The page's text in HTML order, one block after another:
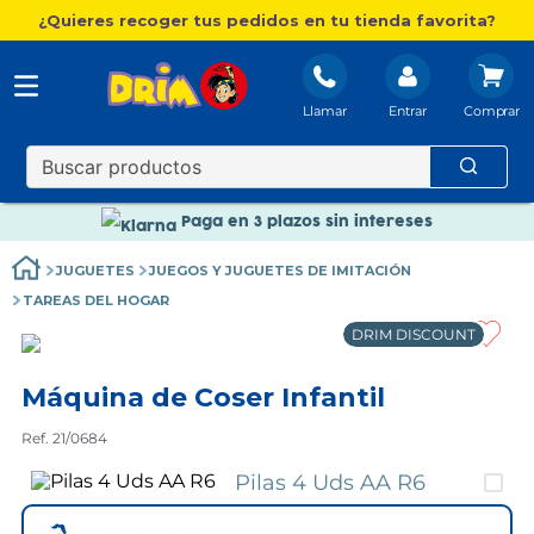
¿Quieres recoger tus pedidos en tu tienda favorita?
Llamar Entrar
Nuevo catálogo Aire Libre
Envío gratis. A partir de 60€(excepto Baleares)
Paga en 3 plazos sin intereses
JUGUETES
JUEGOS Y JUGUETES DE IMITACIÓN
TAREAS DEL HOGAR
DRIM DISCOUNT
Máquina de Coser Infantil
Ref. 21/0684
Pilas 4 Uds AA R6